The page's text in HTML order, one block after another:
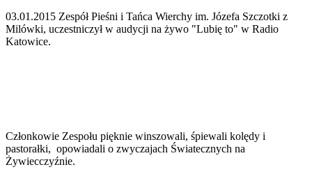
03.01.2015 Zespół Pieśni i Tańca Wierchy im. Józefa Szczotki z
Milówki, uczestniczył w audycji na żywo "Lubię to" w Radio
Katowice.
Członkowie Zespołu pięknie winszowali, śpiewali kolędy i
pastorałki, opowiadali o zwyczajach Światecznych na
Żywiecczyźnie.